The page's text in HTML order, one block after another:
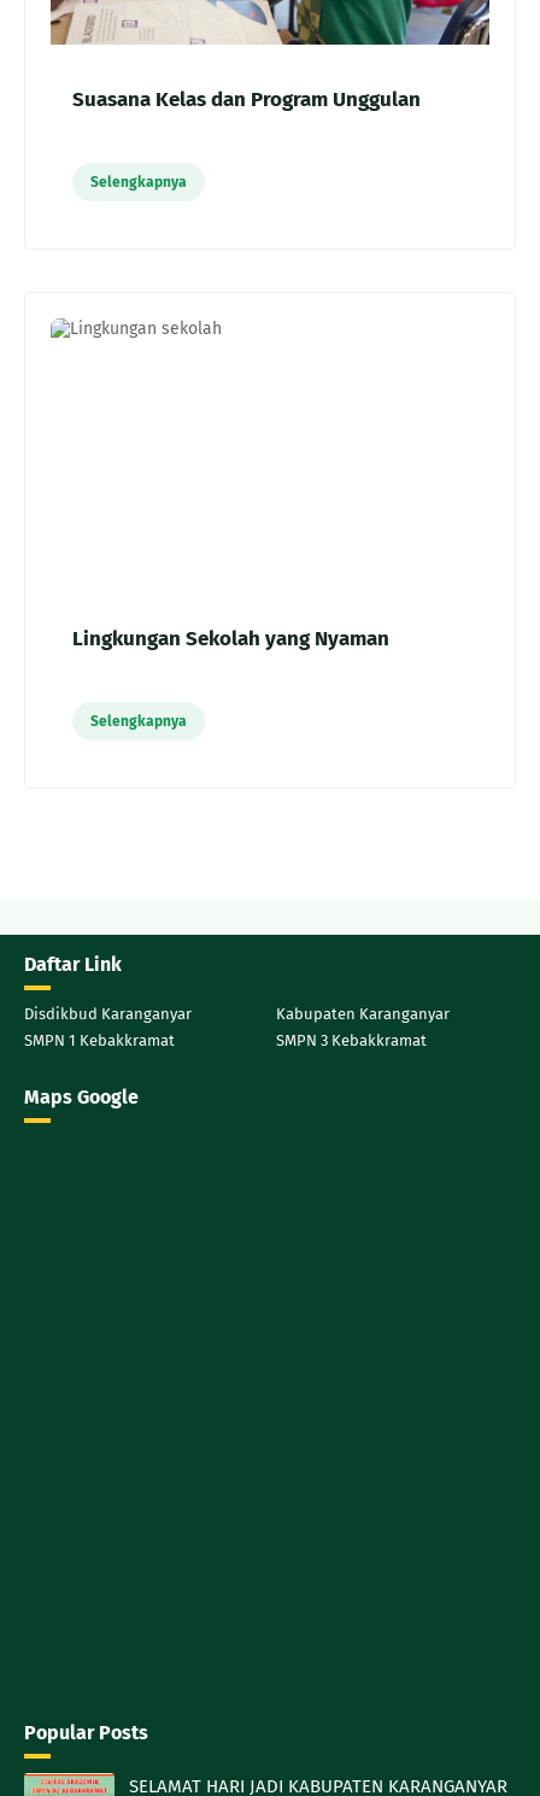
Suasana Kelas dan Program Unggulan
Selengkapnya
Lingkungan Sekolah yang Nyaman
Selengkapnya
Daftar Link
Disdikbud Karanganyar
Kabupaten Karanganyar
SMPN 1 Kebakkramat
SMPN 3 Kebakkramat
Maps Google
Popular Posts
SELAMAT HARI JADI KABUPATEN KARANGANYAR